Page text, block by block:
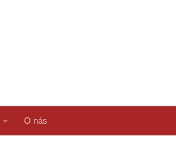
O nás